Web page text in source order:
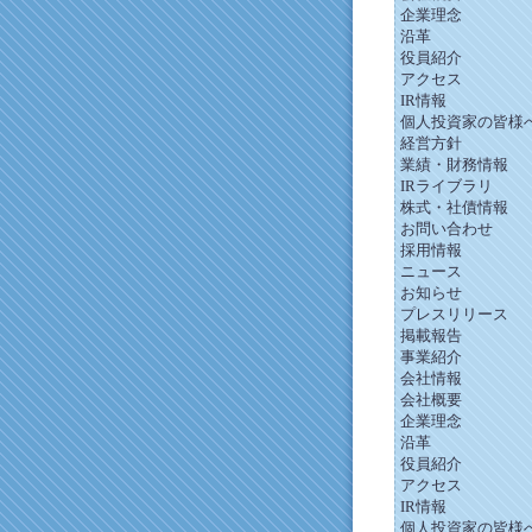
企業理念
沿革
役員紹介
アクセス
IR情報
個人投資家の皆様
経営方針
業績・財務情報
IRライブラリ
株式・社債情報
お問い合わせ
採用情報
ニュース
お知らせ
プレスリリース
掲載報告
事業紹介
会社情報
会社概要
企業理念
沿革
役員紹介
アクセス
IR情報
個人投資家の皆様